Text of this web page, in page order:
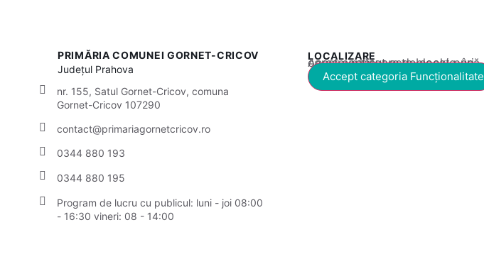
PRIMĂRIA COMUNEI GORNET-CRICOV
Județul Prahova
nr. 155, Satul Gornet-Cricov, comuna
Gornet-Cricov 107290
contact@primariagornetcricov.ro
0344 880 193
0344 880 195
Program de lucru cu publicul: luni - joi 08:00
- 16:30 vineri: 08 - 14:00
LOCALIZARE
Acest conținut este blocat până când acceptați categoria corespunzătoare de cookie-uri.
Accept categoria Funcționalitate